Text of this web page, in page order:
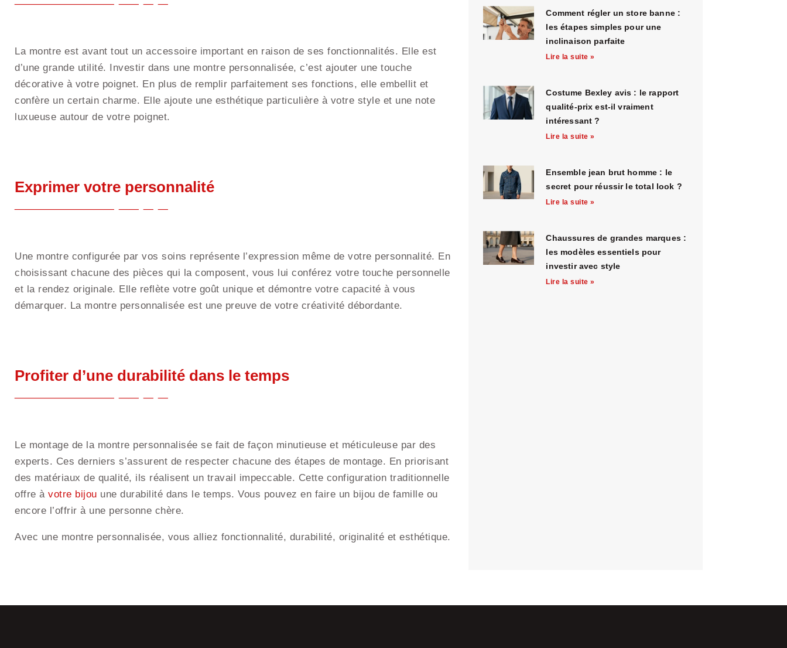
La montre est avant tout un accessoire important en raison de ses fonctionnalités. Elle est
d’une grande utilité. Investir dans une montre personnalisée, c’est ajouter une touche
décorative à votre poignet. En plus de remplir parfaitement ses fonctions, elle embellit et
confère un certain charme. Elle ajoute une esthétique particulière à votre style et une note
luxueuse autour de votre poignet.
Exprimer votre personnalité
Une montre configurée par vos soins représente l’expression même de votre personnalité. En
choisissant chacune des pièces qui la composent, vous lui conférez votre touche personnelle
et la rendez originale. Elle reflète votre goût unique et démontre votre capacité à vous
démarquer. La montre personnalisée est une preuve de votre créativité débordante.
Profiter d’une durabilité dans le temps
Le montage de la montre personnalisée se fait de façon minutieuse et méticuleuse par des
experts. Ces derniers s’assurent de respecter chacune des étapes de montage. En priorisant
des matériaux de qualité, ils réalisent un travail impeccable. Cette configuration traditionnelle
offre à votre bijou une durabilité dans le temps. Vous pouvez en faire un bijou de famille ou
encore l’offrir à une personne chère.
Avec une montre personnalisée, vous alliez fonctionnalité, durabilité, originalité et esthétique.
Comment régler un store banne :
les étapes simples pour une
inclinaison parfaite
Lire la suite »
Costume Bexley avis : le rapport
qualité-prix est-il vraiment
intéressant ?
Lire la suite »
Ensemble jean brut homme : le
secret pour réussir le total look ?
Lire la suite »
Chaussures de grandes marques :
les modèles essentiels pour
investir avec style
Lire la suite »